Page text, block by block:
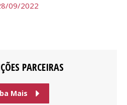
09/2022
PARCEIRAS
Mais